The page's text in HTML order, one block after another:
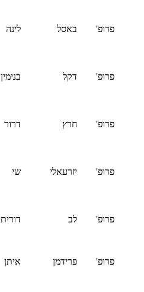
פרופ' באסל לינה
פרופ' דקל בנימין
פרופ' חרץ דרור
פרופ' יזרעאלי שי
פרופ' לב דורית
פרופ' פרידמן איתן